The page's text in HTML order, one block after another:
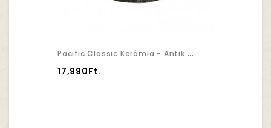
Pacific Classic Kerámia - Antik Kék 36x34cm
17,990Ft.